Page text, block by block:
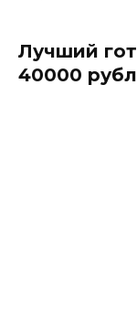
Лучший
40000